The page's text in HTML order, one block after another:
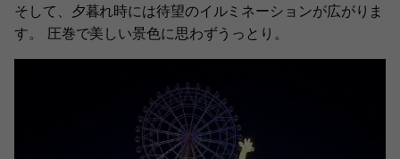
そして、夕暮れ時には待望のイルミネーションが広がりま
す。 圧巻で美しい景色に思わずうっとり。